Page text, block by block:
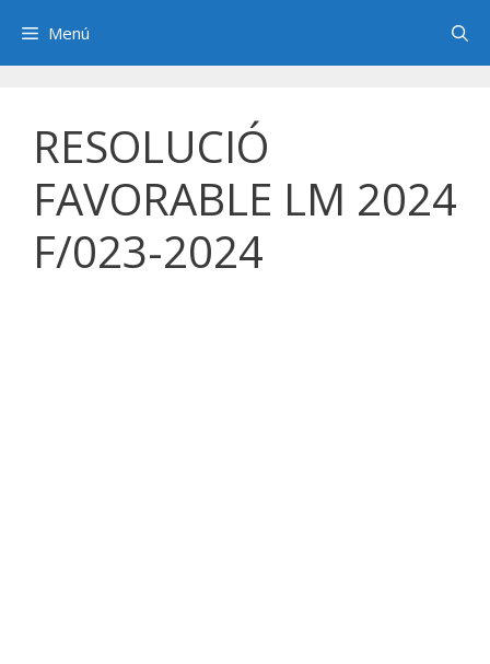
contenido
Menú
RESOLUCIÓ
FAVORABLE LM 2024
F/023-2024